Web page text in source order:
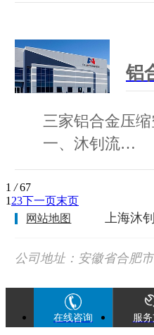
三家铝合金压
一、沐钊流…
1 / 67
1 23下一页末页
网站地图
上海沐
公司地址：安徽省合肥
广巢西路88号
在线咨询 服